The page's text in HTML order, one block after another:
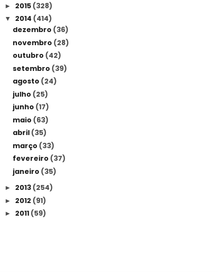
► 2015 (328)
▼ 2014 (414)
dezembro (36)
novembro (28)
outubro (42)
setembro (39)
agosto (24)
julho (25)
junho (17)
maio (63)
abril (35)
março (33)
fevereiro (37)
janeiro (35)
► 2013 (254)
► 2012 (91)
► 2011 (59)